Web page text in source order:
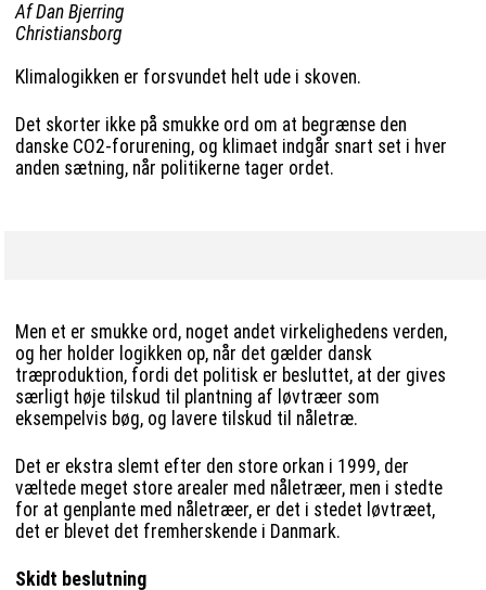
Af Dan Bjerring
Christiansborg
Klimalogikken er forsvundet helt ude i skoven.
Det skorter ikke på smukke ord om at begrænse den
danske CO2-forurening, og klimaet indgår snart set i hver
anden sætning, når politikerne tager ordet.
Men et er smukke ord, noget andet virkelighedens verden,
og her holder logikken op, når det gælder dansk
træproduktion, fordi det politisk er besluttet, at der gives
særligt høje tilskud til plantning af løvtræer som
eksempelvis bøg, og lavere tilskud til nåletræ.
Det er ekstra slemt efter den store orkan i 1999, der
væltede meget store arealer med nåletræer, men i stedte
for at genplante med nåletræer, er det i stedet løvtræet,
det er blevet det fremherskende i Danmark.
Skidt beslutning